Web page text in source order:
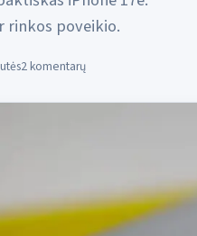
rinkos poveikio.
2 komentarų